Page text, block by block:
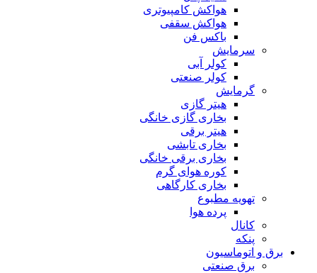
هواکش کامپیوتری
هواکش سقفی
باکس فن
سرمایش
کولر آبی
کولر صنعتی
گرمایش
هیتر گازی
بخاری گازی خانگی
هیتر برقی
بخاری تابشی
بخاری برقی خانگی
کوره هوای گرم
بخاری کارگاهی
تهویه مطبوع
پرده هوا
کانال
پنکه
برق و اتوماسیون
برق صنعتی